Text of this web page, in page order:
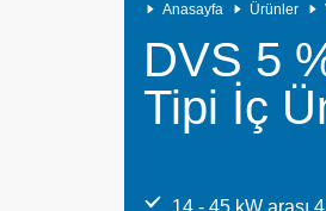
Anasayfa Ürünler
DVS 5
Tipi İç
14 - 45 kW arası